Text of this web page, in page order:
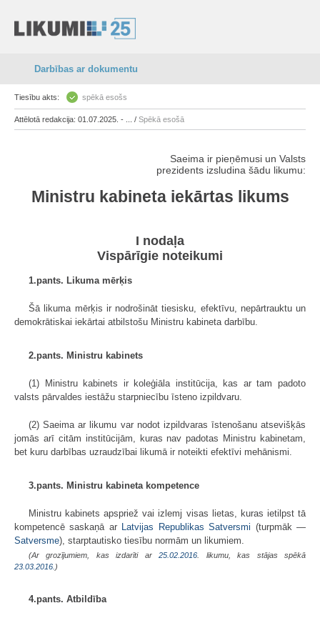
Darbības ar dokumentu
Tiesību akts: spēkā esošs
Attēlotā redakcija: 01.07.2025. - ... / Spēkā esošā
Saeima ir pieņēmusi un Valsts
prezidents izsludina šādu likumu:
Ministru kabineta iekārtas likums
I nodaļa
Vispārīgie noteikumi
1.pants. Likuma mērķis
Šā likuma mērķis ir nodrošināt tiesisku, efektīvu, nepārtrauktu un
demokrātiskai iekārtai atbilstošu Ministru kabineta darbību.
2.pants. Ministru kabinets
(1) Ministru kabinets ir koleģiāla institūcija, kas ar tam padoto
valsts pārvaldes iestāžu starpniecību īsteno izpildvaru.
(2) Saeima ar likumu var nodot izpildvaras īstenošanu atsevišķās
jomās arī citām institūcijām, kuras nav padotas Ministru kabinetam,
bet kuru darbības uzraudzībai likumā ir noteikti efektīvi mehānismi.
3.pants. Ministru kabineta kompetence
Ministru kabinets apspriež vai izlemj visas lietas, kuras ietilpst tā
kompetencē saskaņā ar
Latvijas Republikas Satversmi (turpmāk —
Satversme), starptautisko tiesību normām un likumiem.
(Ar grozījumiem, kas izdarīti ar25.02.2016 . likumu, kas stājas spēkā
23.03.2016. )
4.pants. Atbildība